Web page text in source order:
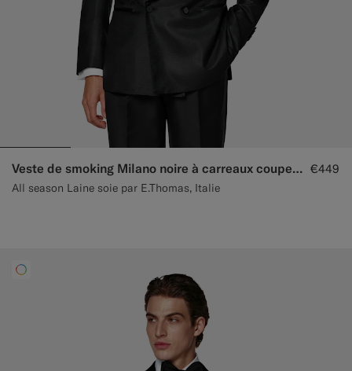
Veste de smoking Milano noire à carreaux coupe tailored
All season Laine soie par E.Thomas, Italie
€449